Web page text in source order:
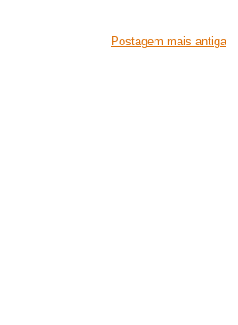
Postagem mais antiga